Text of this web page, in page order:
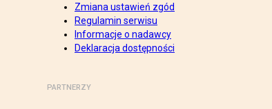
Zmiana ustawień zgód
Regulamin serwisu
Informacje o nadawcy
Deklaracja dostępności
PARTNERZY